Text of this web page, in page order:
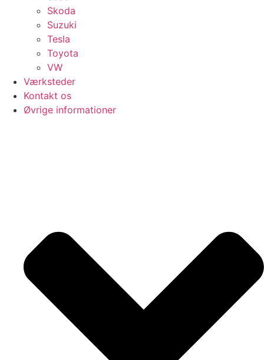
Skoda
Suzuki
Tesla
Toyota
VW
Værksteder
Kontakt os
Øvrige informationer